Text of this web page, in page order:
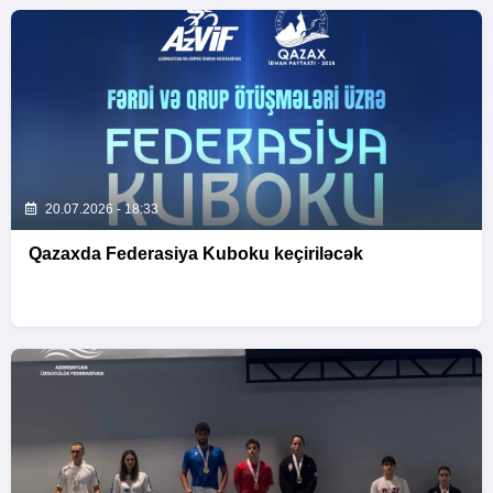
20.07.2026 - 18:33
Qazaxda Federasiya Kuboku keçiriləcək